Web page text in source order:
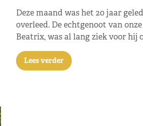
Deze maand was het 20 jaar
overleed. De echtgenoot van
Beatrix, was al lang ziek voor hij
Lees verder